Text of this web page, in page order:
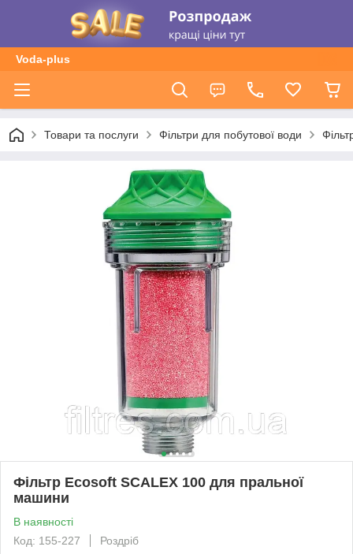
Voda-plus
Товари та послуги Фільтри для побутової води
Фільтр Ecosoft SCALEX 100 для пральної
машини
В наявності
Код: 155-227
Роздріб